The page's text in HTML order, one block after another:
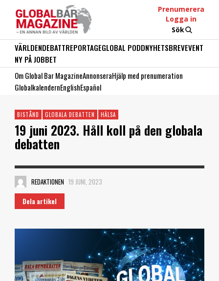
Prenumerera
Logga in
Sök
VÄRLDENDEBATTREPORTAGEGLOBAL PODDNYHETSBREVEVENT
NY PÅ JOBBET
Om Global Bar MagazineAnnonseraHjälp med prenumeration
GlobalkalendernEnglishEspañol
BISTÅND GLOBALA DEBATTEN HÄLSA
19 juni 2023. Håll koll på den globala
debatten
REDAKTIONEN 19 JUNI, 2023
Dela artikel